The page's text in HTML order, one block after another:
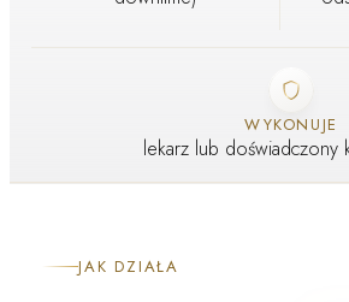
WYKONUJE
lekarz lub doświadczony
JAK DZIAŁA